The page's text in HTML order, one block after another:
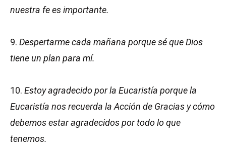
nuestra fe es importante.
9. Despertarme cada mañana porque sé que Dios
tiene un plan para mí.
10. Estoy agradecido por la Eucaristía porque la
Eucaristía nos recuerda la Acción de Gracias y cómo
debemos estar agradecidos por todo lo que
tenemos.